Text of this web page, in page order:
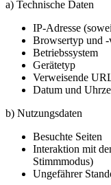
a) Technische Daten
IP-Adresse
Browsertyp und -
Betriebssystem
Gerätetyp
Verweisende
Datum und
b) Nutzungsdaten
Besuchte Seiten
Interaktion mit
Stimmmodus)
Ungefährer